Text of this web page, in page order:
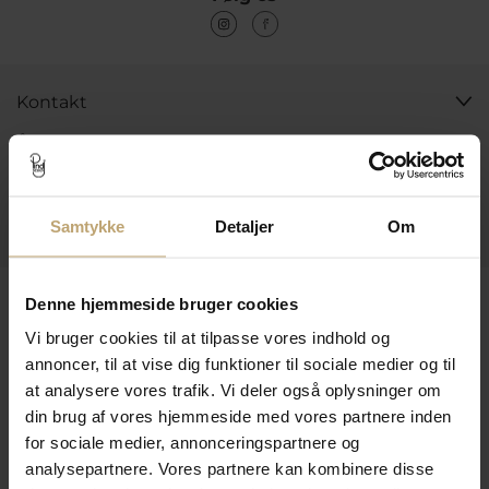
Samtykke Detaljer Om
Denne hjemmeside bruger cookies
Vi bruger cookies til at tilpasse vores indhold og
annoncer, til at vise dig funktioner til sociale medier og til
at analysere vores trafik. Vi deler også oplysninger om
din brug af vores hjemmeside med vores partnere inden
for sociale medier, annonceringspartnere og
analysepartnere. Vores partnere kan kombinere disse
Kontakt
Praktiske Sider
Leveringsmuligheder
Betalingsmuligheder
Sikker Og Tryg E-Handel